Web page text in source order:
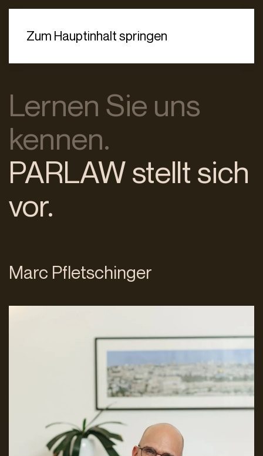
Zum Hauptinhalt springen
Lernen Sie uns
kennen.
PARLAW stellt sich
vor.
Marc Pfletschinger